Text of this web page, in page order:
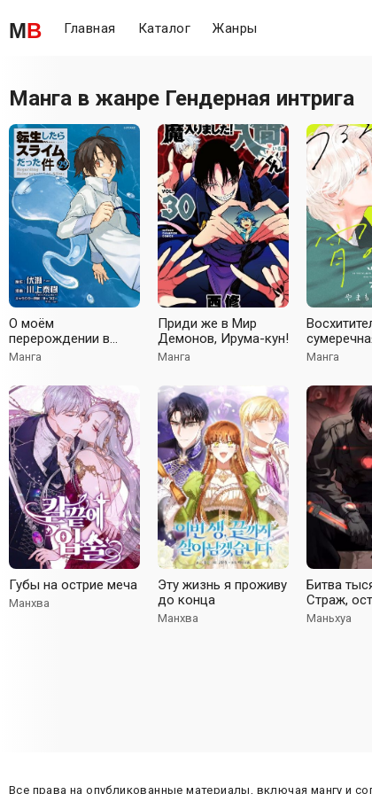
MB Главная Каталог Жанры
Манга в жанре Гендерная интрига
О моём
перерождении в
слизь
Манга
Приди же в Мир
Демонов, Ирума-кун!
Манга Манга
Губы на острие меча
Манхва
Эту жизнь я проживу
до конца
Манхва
Битва
Страж,
тылу
Маньхуа
Все права на опубликованные материалы, включая мангу и